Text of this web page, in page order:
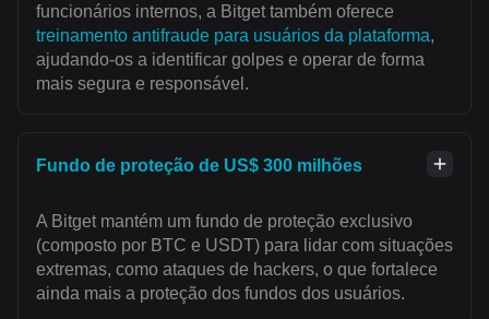
funcionários internos, a Bitget também oferece
treinamento antifraude para usuários da plataforma,
ajudando-os a identificar golpes e operar de forma
mais segura e responsável.
Fundo de proteção de US$ 300 milhões
A Bitget mantém um fundo de proteção exclusivo
(composto por BTC e USDT) para lidar com situações
extremas, como ataques de hackers, o que fortalece
ainda mais a proteção dos fundos dos usuários.